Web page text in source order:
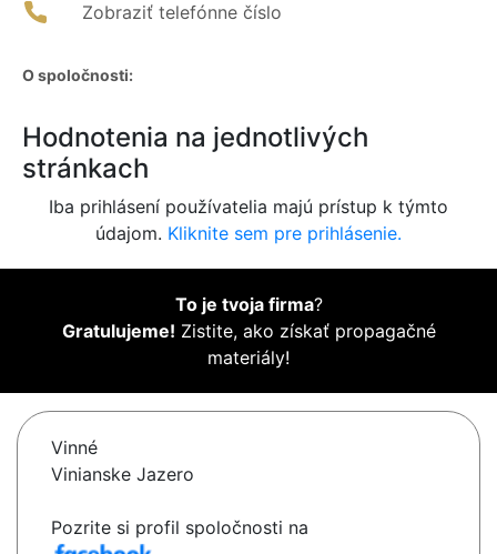
Zobraziť telefónne číslo
O spoločnosti:
Hodnotenia na jednotlivých
stránkach
Iba prihlásení používatelia majú prístup k týmto
údajom. Kliknite sem pre prihlásenie.
To je tvoja firma?
Gratulujeme! Zistite, ako získať propagačné
materiály!
Vinné
Vinianske Jazero
Pozrite si profil spoločnosti na